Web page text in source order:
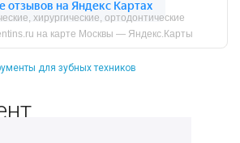
для зубных техников
хирургические, ортодонтические
на карте Москвы — Яндекс.Карты